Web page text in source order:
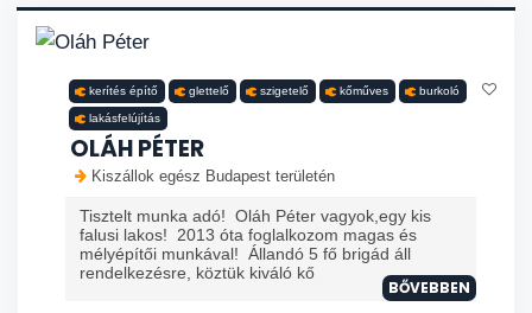
kerítés építő glettelő szigetelő kőműves burkoló
lakásfelújítás
OLÁH PÉTER
Kiszállok egész Budapest területén
Tisztelt munka adó! Oláh Péter vagyok,egy kis
falusi lakos! 2013 óta foglalkozom magas és
mélyépítői munkával! Állandó 5 fő brigád áll
rendelkezésre, köztük kiváló kő
BŐVEBBEN